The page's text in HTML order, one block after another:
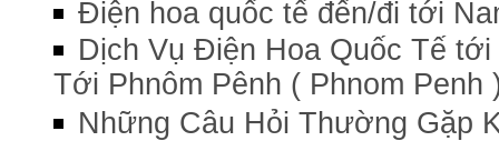
Điện hoa quốc tế đến/đi tới
Dịch Vụ Điện Hoa Quốc Tế
Tới Phnôm Pênh ( Phnom Penh
Những Câu Hỏi Thường Gặp